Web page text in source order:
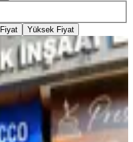
Yüksek Fiyat
Konum
Giriş (Zemin)· 06.08.2026